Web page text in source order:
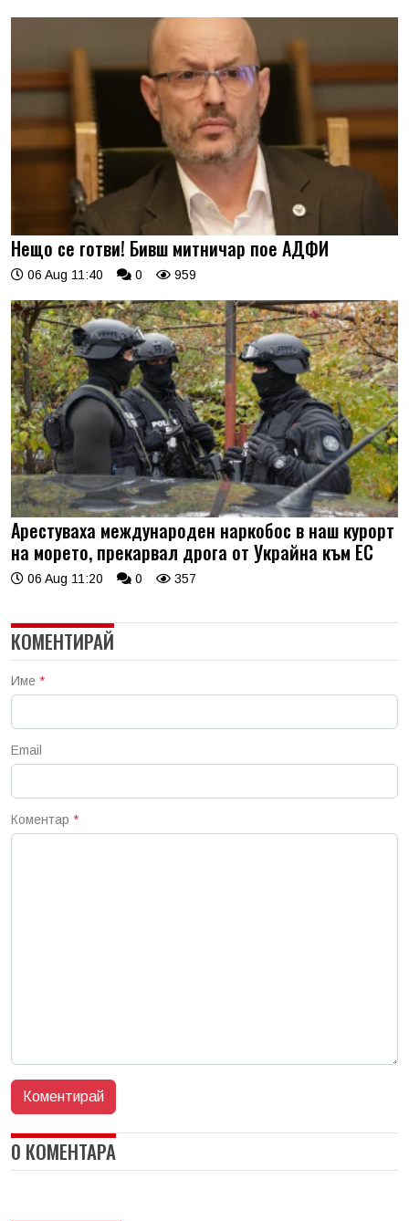
Нещо се готви! Бивш митничар пое АДФИ
06 Aug 11:40 0 959
Арестуваха международен наркобос в наш курорт
на морето, прекарвал дрога от Украйна към ЕС
06 Aug 11:20 0 357
КОМЕНТИРАЙ
Име *
Email
Коментар *
0 КОМЕНТАРА